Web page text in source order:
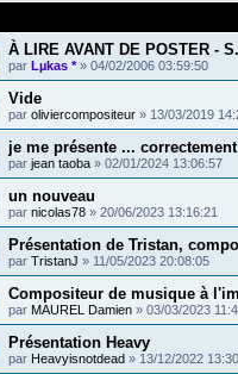
À LIRE AVANT DE POSTER -
par Lµkas *» 04/02/2006 03:59:50
Vide
par oliviercompositeur » 13/03/2019
je me présente ... correctement
par jean taoba » 02/01/2024 13:06:57
un nouveau
par nicolas78 » 20/06/2023 13:16:21
Présentation de Tristan,
par TristanJ » 11/05/2023 20:08:05
Compositeur de musique à
par MAUREL Damien » 03/03/2023
Présentation Heavy
par Heavyisnotdead » 13/12/2022